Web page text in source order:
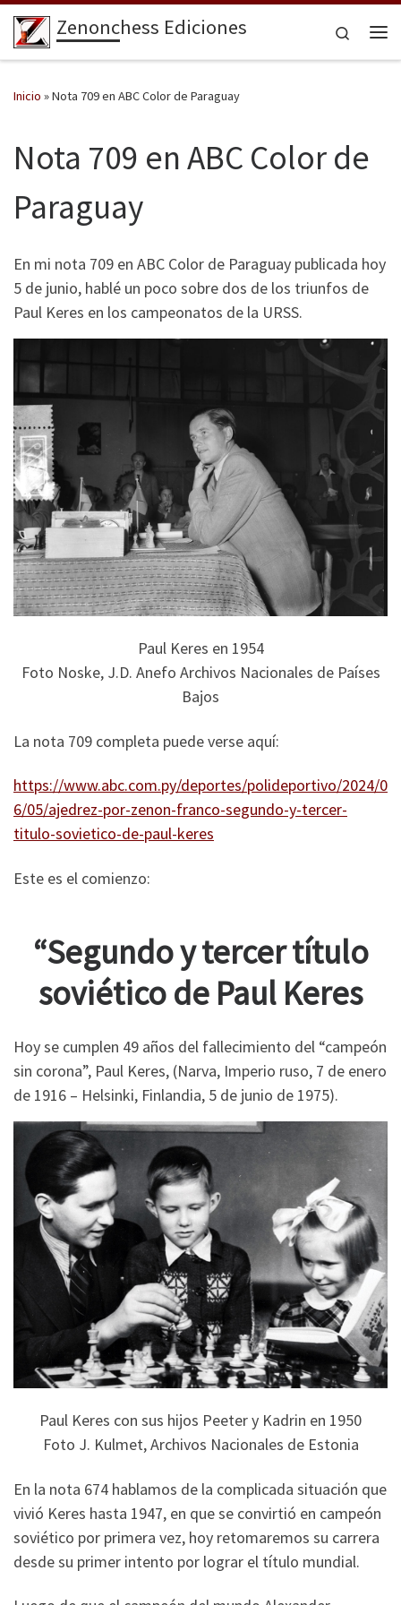
Saltar al contenido
Zenonchess Ediciones
Search
Inicio »Nota 709 en ABC Color de Paraguay
Nota 709 en ABC Color de
Paraguay
En mi nota 709 en ABC Color de Paraguay publicada hoy
5 de junio, hablé un poco sobre dos de los triunfos de
Paul Keres en los campeonatos de la URSS.
Paul Keres en 1954
Foto Noske, J.D. Anefo Archivos Nacionales de Países
Bajos
La nota 709 completa puede verse aquí:
https://www.abc.com.py/deportes/polideportivo/2024/0
6/05/ajedrez-por-zenon-franco-segundo-y-tercer-
titulo-sovietico-de-paul-keres
Este es el comienzo:
“Segundo y tercer título
soviético de Paul Keres
Hoy se cumplen 49 años del fallecimiento del “campeón
sin corona”, Paul Keres, (Narva, Imperio ruso, 7 de enero
de 1916 – Helsinki, Finlandia, 5 de junio de 1975).
Paul Keres con sus hijos Peeter y Kadrin en 1950
Foto J. Kulmet, Archivos Nacionales de Estonia
En la nota 674 hablamos de la complicada situación que
vivió Keres hasta 1947, en que se convirtió en campeón
soviético por primera vez, hoy retomaremos su carrera
desde su primer intento por lograr el título mundial.